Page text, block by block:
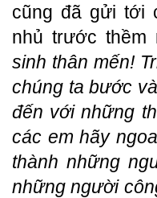
cũng đã gửi tới
nhủ trước thềm
sinh thân mến!
chúng ta bước
đến với những
các em hãy
thành những
những người